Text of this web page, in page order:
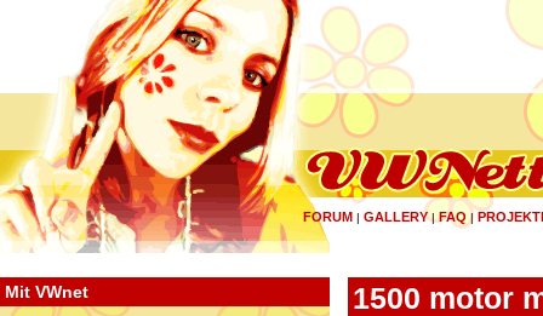
FORUM | GALLERY|FAQ |
Mit VWnet 1500 motor